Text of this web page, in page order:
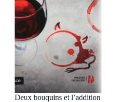
Deux bouquins et l’addition